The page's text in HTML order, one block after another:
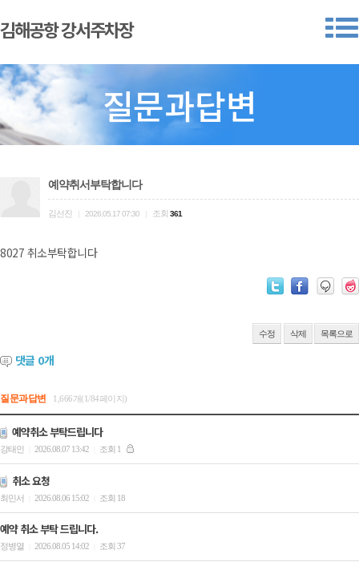
김해공항 강서주차장
질문과답변
예약취서부탁합니다
김선진 2026.05.17 07:30 조회 361
8027 취소부탁합니다
수정 삭제 목록으로
댓글 0개
질문과답변 1,666개(1/84페이지)
예약취소 부탁드립니다
강태인 2026.08.07 13:42 조회 1
취소 요청
최민서 2026.08.06 15:02 조회 18
예약 취소 부탁 드립니다.
정병열 2026.08.05 14:02 조회 37